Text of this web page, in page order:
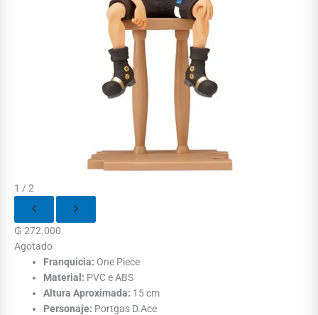
1 / 2
₲ 272.000
Agotado
Franquicia: One Piece
Material: PVC e ABS
Altura Aproximada: 15 cm
Personaje: Portgas D.Ace